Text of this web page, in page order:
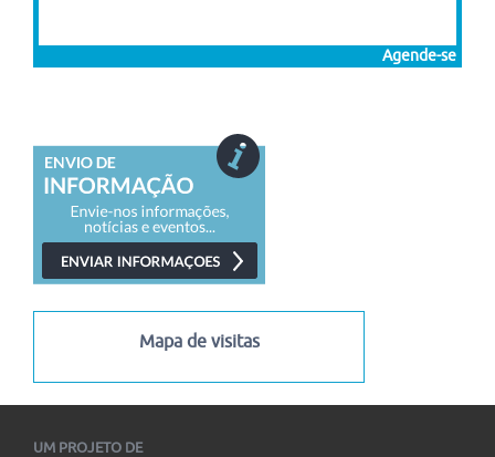
Agende-se
Mapa de visitas
UM PROJETO DE